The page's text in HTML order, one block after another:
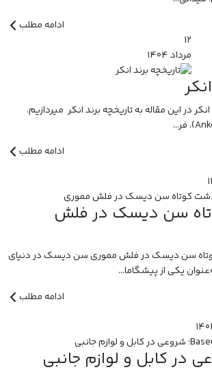
ادامه مطلب
۱۲
مرداد۱۴۰۴
در این مقاله به تاریخچه برند انکر میردازیم.
ادامه مطلب
سن دیسک در فلش
سن دیسک در فلش مموری سن دیسک در دنیای
یکی از پیشگاما...
ادامه مطلب